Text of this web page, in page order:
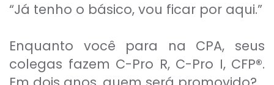
“Já tenho o básico, vou ficar por aqui.”
Enquanto você para na CPA, seus
colegas fazem C-Pro R, C-Pro I, CFP®.